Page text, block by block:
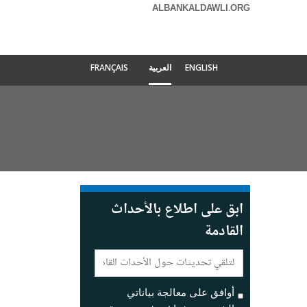
ALBANKALDAWLI.ORG
ENGLISH العربية FRANÇAIS
ابق على اطلاع بالأحداث
القادمة
E-
mail:
أوافق على معالجة بياناتي